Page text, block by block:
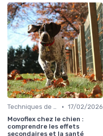
Techniques de base • 17/02/2026
Movoflex chez le chien :
comprendre les effets
secondaires et la santé